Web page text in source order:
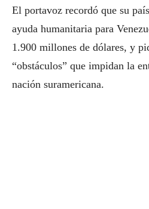
El portavoz recordó que su
ayuda humanitaria para
1.900 millones de dólares, y
“obstáculos” que impidan la
nación suramericana.